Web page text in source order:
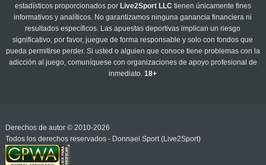
estadísticos proporcionados por Live2Sport LLC tienen únicamente fines
informativos y analíticos. No garantizamos ninguna ganancia financiera ni
resultados específicos. Las apuestas deportivas implican un riesgo
significativo; por favor, juegue de forma responsable y solo con fondos que
pueda permitirse perder. Si usted o alguien que conoce tiene problemas con la
adicción al juego, comuníquese con organizaciones de apoyo profesional de
inmediato.18+
Derechos de autor © 2010-2026
Todos los derechos reservados - Donnael Sport (Live2Sport)